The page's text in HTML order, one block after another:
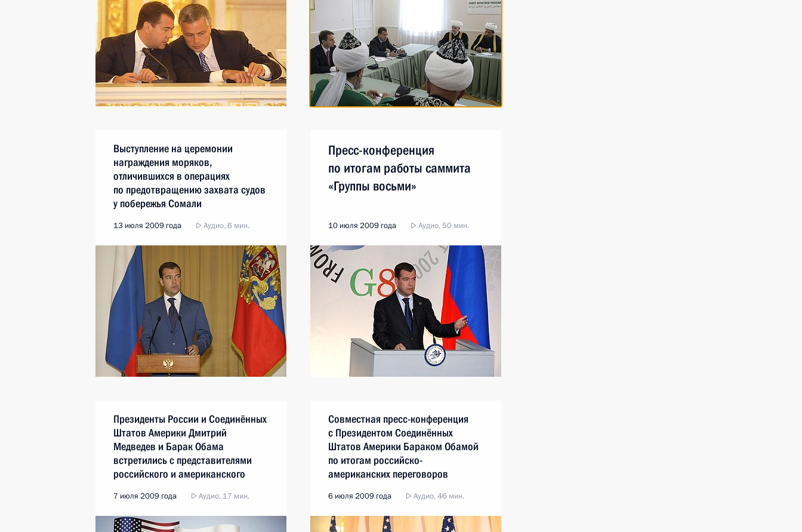
Выступление на церемонии
награждения моряков,
отличившихся в операциях
по предотвращению захвата судов
у побережья Сомали
13 июля 2009 года Аудио, 6 мин.
Пресс-конференция
по итогам работы саммита
«Группы восьми»
10 июля 2009 года Аудио, 50 мин.
Президенты России и Соединённых
Штатов Америки Дмитрий
Медведев и Барак Обама
встретились с представителями
российского и американского
7 июля 2009 года Аудио, 17 мин.
Совместная пресс-конференция
с Президентом Соединённых
Штатов Америки Бараком Обамой
по итогам российско-
американских переговоров
6 июля 2009 года Аудио, 46 мин.